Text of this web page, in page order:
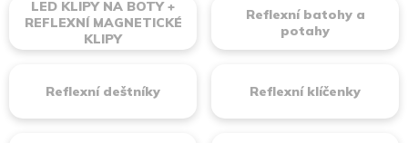
LED KLIPY NA BOTY +
REFLEXNÍ MAGNETICKÉ
KLIPY
Reflexní batohy a
potahy
Reflexní deštníky Reflexní klíčenky